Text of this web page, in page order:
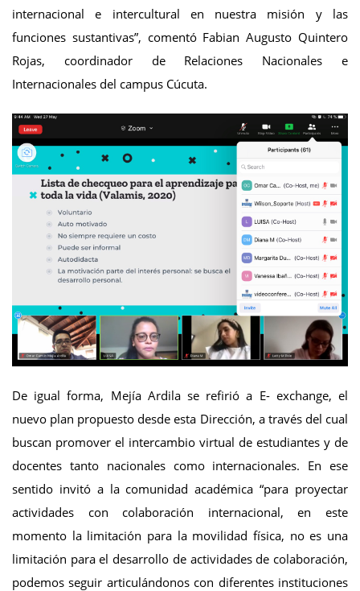
internacional e intercultural en nuestra misión y las
funciones sustantivas”, comentó Fabian Augusto Quintero
Rojas, coordinador de Relaciones Nacionales e
Internacionales del campus Cúcuta.
De igual forma, Mejía Ardila se refirió a E- exchange, el
nuevo plan propuesto desde esta Dirección, a través del cual
buscan promover el intercambio virtual de estudiantes y de
docentes tanto nacionales como internacionales. En ese
sentido invitó a la comunidad académica “para proyectar
actividades con colaboración internacional, en este
momento la limitación para la movilidad física, no es una
limitación para el desarrollo de actividades de colaboración,
podemos seguir articulándonos con diferentes instituciones